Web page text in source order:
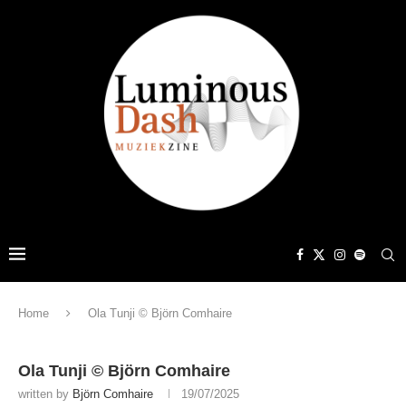
Home Ola Tunji © Björn Comhaire
Ola Tunji © Björn Comhaire
written by Björn Comhaire 19/07/2025